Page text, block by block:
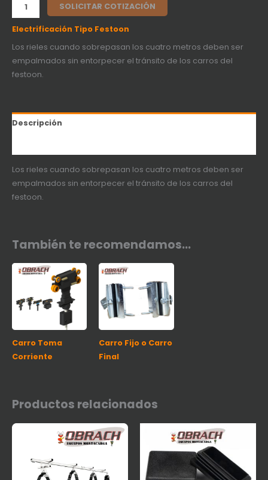
SOLICITAR COTIZACIÓN
Electrificación Tipo Festoon
Los rieles cuando sobrepasan los cuatro metros deben ser
empalmados sin entorpecer el tránsito de los carros del
festoon.
Descripción
Los rieles cuando sobrepasan los cuatro metros deben ser
empalmados sin entorpecer el tránsito de los carros del
festoon.
También te recomendamos…
Carro Toma
Corriente
Carro Fijo o Carro
Final
Productos relacionados